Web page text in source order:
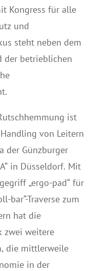
Kongress für alle
und
steht neben dem
der betrieblichen
ist
von Leitern
der Günzburger
in Düsseldorf. Mit
„ergo-pad“ für
bar“-Traverse zum
hat die
zwei weitere
die mittlerweile
in der